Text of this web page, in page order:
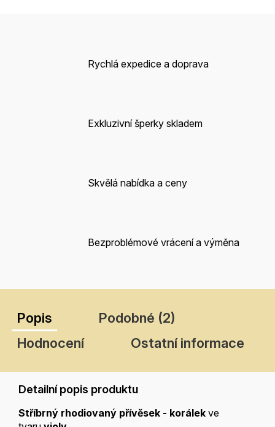
Rychlá expedice a doprava
Exkluzivní šperky skladem
Skvělá nabídka a ceny
Bezproblémové vrácení a výměna
Popis
Podobné (2)
Hodnocení
Ostatní informace
Detailní popis produktu
Stříbrný rhodiovaný přívěsek - korálek ve